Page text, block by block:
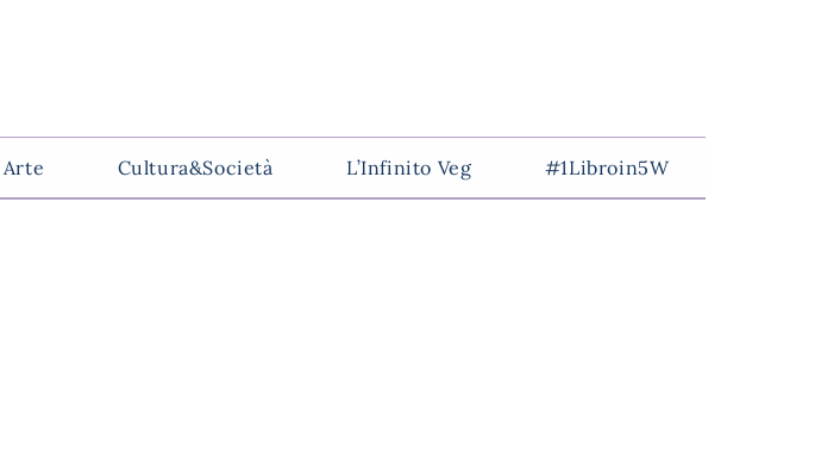
Arte Cultura&Società L’Infinito Veg #1Libroin5W